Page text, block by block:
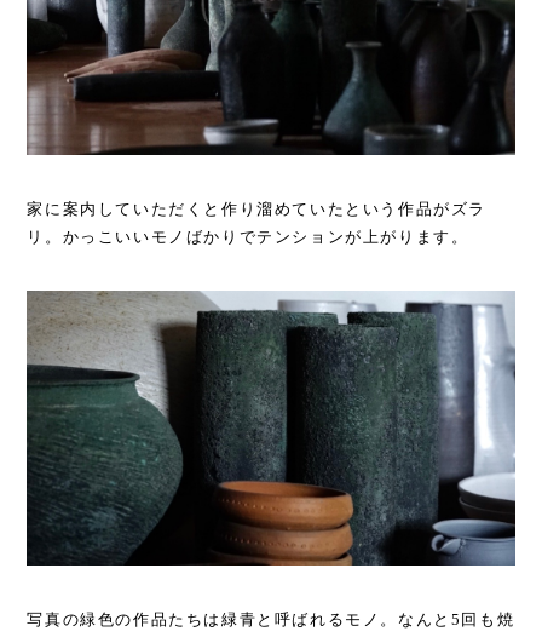
家に案内していただくと作り溜めていたという作品がズラ
リ。かっこいいモノばかりでテンションが上がります。
写真の緑色の作品たちは緑青と呼ばれるモノ。なんと5回も焼